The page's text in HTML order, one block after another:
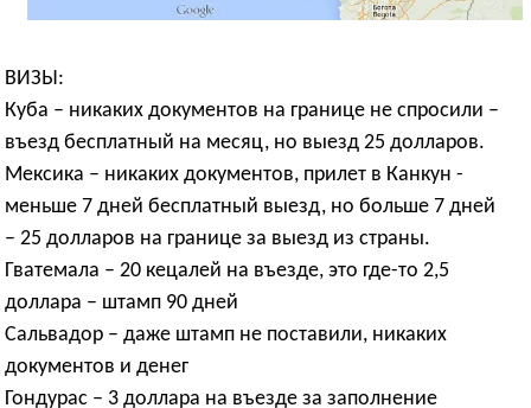
ВИЗЫ:
Куба – никаких документов на границе не спросили –
въезд бесплатный на месяц, но выезд 25 долларов.
Мексика – никаких документов, прилет в Канкун -
меньше 7 дней бесплатный выезд, но больше 7 дней
– 25 долларов на границе за выезд из страны.
Гватемала – 20 кецалей на въезде, это где-то 2,5
доллара – штамп 90 дней
Сальвадор – даже штамп не поставили, никаких
документов и денег
Гондурас – 3 доллара на въезде за заполнение